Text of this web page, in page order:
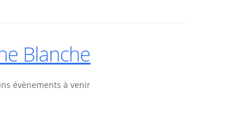
Blanche
évènements à venir